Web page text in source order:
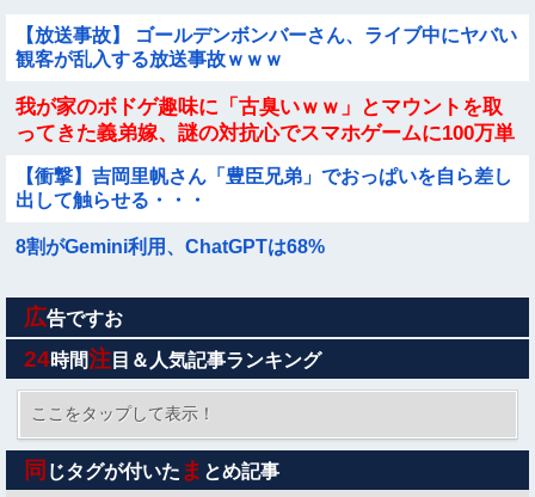
【放送事故】 ゴールデンボンバーさん、ライブ中にヤバい
観客が乱入する放送事故ｗｗｗ
我が家のボドゲ趣味に「古臭いｗｗ」とマウントを取
ってきた義弟嫁、謎の対抗心でスマホゲームに100万単
やってるのが悪い」と責任転嫁してきたんだがｗｗｗ
ｗ
【衝撃】吉岡里帆さん「豊臣兄弟」でおっぱいを自ら差し
出して触らせる・・・
8割がGemini利用、ChatGPTは68%
【悲報】米農家「もう無理です…」過去最大の在庫を抱え
る状態で新米収穫。新米価格も大きく下がる見通し
【議論】儒教「年上を敬え、目上に逆らうな、秩序を守
れ」←これが東アジアに残したもの
【日向坂46】OGと現役メンバーのコンボ、止まらない
広告ですお
24時間注 目＆人気記事ランキング
ここをタップして表示！
同 じタグが付いた ま とめ記事